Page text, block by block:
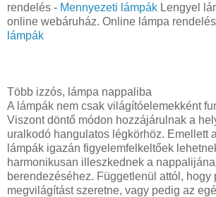
rendelés - Mennyezeti lámpák Lengyel
online webáruház. Online lámpa
lámpák
Több izzós, lámpa nappaliba
A lámpák nem csak világítóelemekként
Viszont döntő módon hozzájárulnak a
uralkodó hangulatos légkörhöz. Emellett
lámpák igazán figyelemfelkeltőek
harmonikusan illeszkednek a
berendezéséhez. Függetlenül attól, hogy
megvilágítást szeretne, vagy pedig az